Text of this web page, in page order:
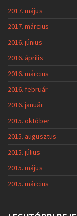
2017. május
2017. március
2016. június
2016. április
2016. március
2016. február
2016. január
2015. október
2015. augusztus
2015. július
2015. május
2015. március